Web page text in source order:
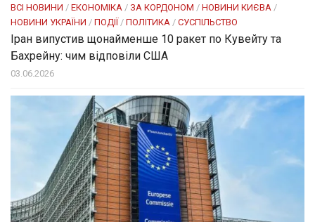
ВСІ НОВИНИ / ЕКОНОМІКА / ЗА КОРДОНОМ / НОВИНИ КИЄВА /
НОВИНИ УКРАЇНИ / ПОДІЇ / ПОЛІТИКА / СУСПІЛЬСТВО
Іран випустив щонайменше 10 ракет по Кувейту та
Бахрейну: чим відповіли США
03.06.2026